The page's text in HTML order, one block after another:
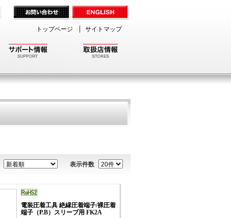
トップページ サイトマップ
表示件数
電装圧着工具 絶縁圧着端子/裸圧着
端子（P.B）スリーブ用 FK2A